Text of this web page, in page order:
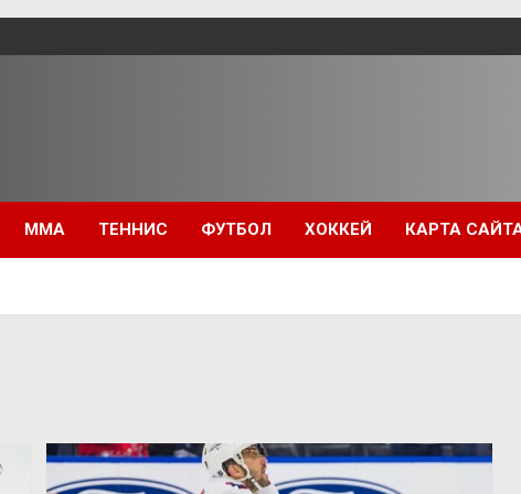
ММА ТЕННИС ФУТБОЛ ХОККЕЙ КАРТА